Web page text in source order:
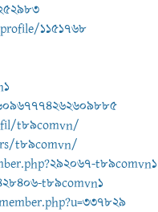
1151768
t89comvn/
t89comvn/
t89comvn1
t89comvn1